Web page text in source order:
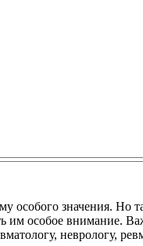
особого значения. Но
им особое внимание.
неврологу,